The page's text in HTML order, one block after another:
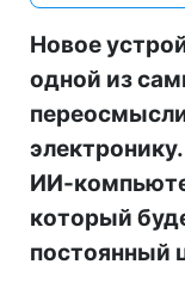
Новое
одной из
ИИ-
который
постоянный